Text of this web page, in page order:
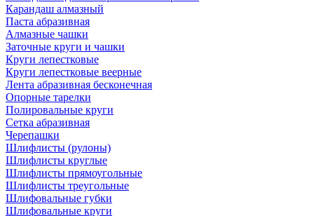
Карандаш алмазный
Паста абразивная
Алмазные чашки
Заточные круги и чашки
Круги лепестковые
Круги лепестковые веерные
Лента абразивная бесконечная
Опорные тарелки
Полировальные круги
Сетка абразивная
Черепашки
Шлифлисты (рулоны)
Шлифлисты круглые
Шлифлисты прямоугольные
Шлифлисты треугольные
Шлифовальные губки
Шлифовальные круги